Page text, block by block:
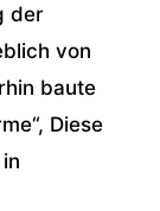
der
von
baute
Diese